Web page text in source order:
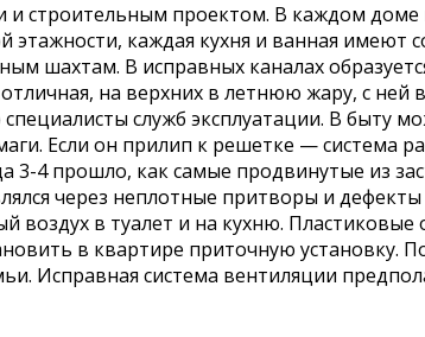
строительным проектом. В каждом доме
каждая кухня и ванная имеют
В исправных каналах
на верхних в летнюю жару, с
служб эксплуатации. В быту
Если он прилип к решетке — система
3-4 прошло, как самые продвинутые из
через неплотные притворы и
воздух в туалет и на кухню.
в квартире приточную установку.
Исправная система вентиляции